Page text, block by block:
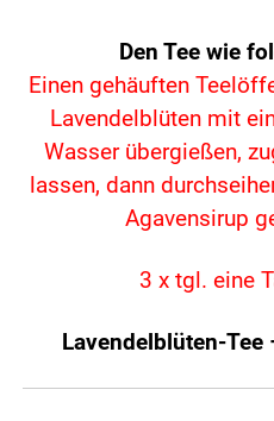
Den Tee wie
Einen gehäuften
Lavendelblüten mit
Wasser übergießen,
lassen, dann
Agavensirup
3 x tgl. eine
Lavendelblüten-